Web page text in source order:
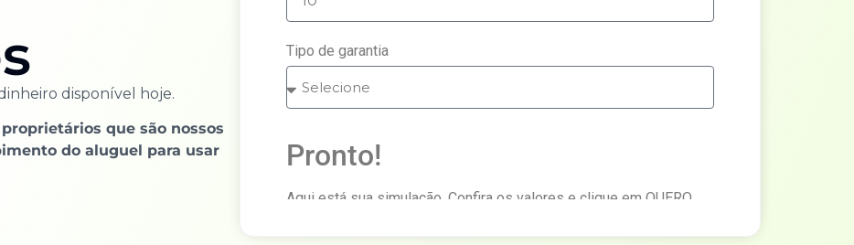
disponível hoje.
proprietários que são nossos
do aluguel para usar
Tipo de garantia
Pronto!
Aqui está sua simulação. Confira os valores e clique em QUERO